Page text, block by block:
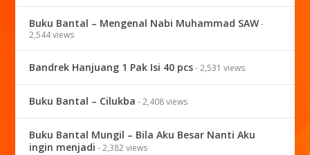
Buku Bantal – Mengenal Nabi Muhammad SAW-
2,544 views
Bandrek Hanjuang 1 Pak Isi 40 pcs- 2,531 views
Buku Bantal – Cilukba - 2,408 views
Buku Bantal Mungil – Bila Aku Besar Nanti Aku
ingin menjadi - 2,382 views